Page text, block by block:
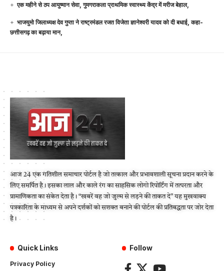
एक महीने से ठप आयुष्मान सेवा, गुमगराकला प्राथमिक स्वास्थ्य केंद्र में मरीज बेहाल,
भाजयुमो जिलाध्यक्ष देव गुप्ता ने राष्ट्रमंडल रजत विजेता ज्ञानेश्वरी यादव को दी बधाई, कहा-
छत्तीसगढ़ का बढ़ाया मान,
आज 24 एक गतिशील समाचार पोर्टल है जो तत्काल और प्रभावशाली सूचना प्रदान करने के
लिए समर्पित है। इसका लाल और काले रंग का साहसिक लोगो रिपोर्टिंग में तत्परता और
प्रामाणिकता का संकेत देता है। “खबरें वह जो जुल्म से लड़ने की ताकत दे” यह मुखवाक्य
पत्रकारिता के माध्यम से अपने दर्शकों को सशक्त बनाने की पोर्टल की प्रतिबद्धता पर जोर देता
है।
Quick Links
Privacy Policy
Follow